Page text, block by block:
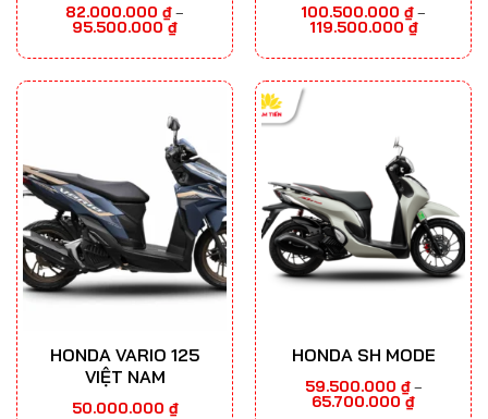
82.000.000 ₫ –
95.500.000₫Khoảng
82.000.000 ₫
95.500.000 ₫
100.500.000 ₫ –
119.500.000₫Khoảng
giá:
HONDA VARIO 125
VIỆT NAM
50.000.000 ₫
HONDA SH MODE
59.500.000 ₫ –
65.700.000₫Khoảng